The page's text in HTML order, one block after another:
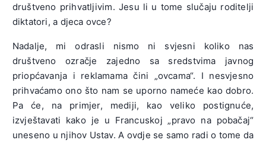
društveno prihvatljivim. Jesu li u tome slučaju roditelji
diktatori, a djeca ovce?
Nadalje, mi odrasli nismo ni svjesni koliko nas
društveno ozračje zajedno sa sredstvima javnog
priopćavanja i reklamama čini „ovcama“. I nesvjesno
prihvaćamo ono što nam se uporno nameće kao dobro.
Pa će, na primjer, mediji, kao veliko postignuće,
izvještavati kako je u Francuskoj „pravo na pobačaj“
uneseno u njihov Ustav. A ovdje se samo radi o tome da